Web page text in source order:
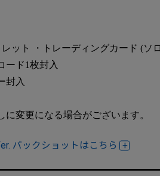
レット ・トレーディングカード (ソ
ード1枚封入
封入
変更になる場合がございます。
パックショットはこちら